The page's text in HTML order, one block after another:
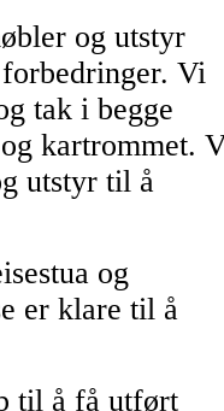
og utstyr
Vi
tak i begge
kartrommet.
utstyr til å
og
er klare til å
til å få utført